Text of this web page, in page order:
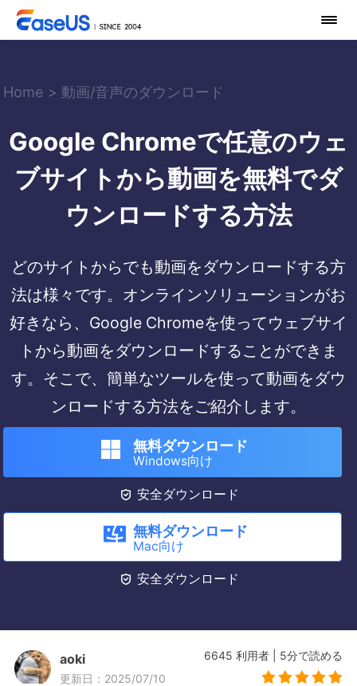
Home > 動画/音声のダウンロード
Google Chromeで任意のウェ
ブサイトから動画を無料でダ
ウンロードする方法
どのサイトからでも動画をダウンロードする方
法は様々です。オンラインソリューションがお
好きなら、Google Chromeを使ってウェブサイ
トから動画をダウンロードすることができま
す。そこで、簡単なツールを使って動画をダウ
ンロードする方法をご紹介します。
無料ダウンロード
Windows向け
 安全ダウンロード
無料ダウンロード
Mac向け
 安全ダウンロード
aoki
更新日：2025/07/10
6645 利用者 5分で読める